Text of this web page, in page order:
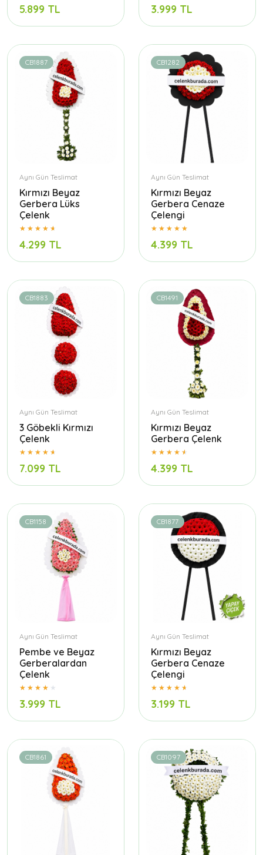
5.899 TL 3.999 TL
CB1887
Aynı Gün Teslimat
Kırmızı Beyaz
Gerbera Lüks
Çelenk
4.299 TL
CB1282
Aynı Gün Teslimat
Kırmızı Beyaz
Gerbera Cenaze
Çelengi
4.399 TL
CB1883
Aynı Gün Teslimat
3 Göbekli Kırmızı
Çelenk
7.099 TL
CB1491
Aynı Gün Teslimat
Kırmızı Beyaz
Gerbera Çelenk
4.399 TL
CB1158
Aynı Gün Teslimat
Pembe ve Beyaz
Gerberalardan
Çelenk
3.999 TL
CB1877
Aynı Gün Teslimat
Kırmızı Beyaz
Gerbera Cenaze
Çelengi
3.199 TL
CB1861 CB1097